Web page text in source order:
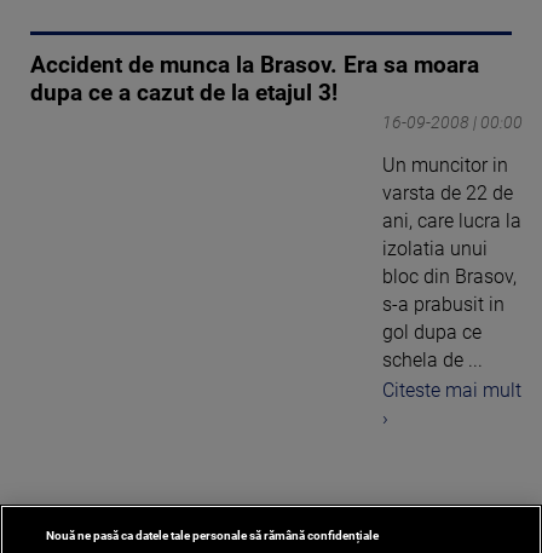
Accident de munca la Brasov. Era sa moara
dupa ce a cazut de la etajul 3!
16-09-2008 | 00:00
Un muncitor in
varsta de 22 de
ani, care lucra la
izolatia unui
bloc din Brasov,
s-a prabusit in
gol dupa ce
schela de ...
Citeste mai mult
›
Nouă ne pasă ca datele tale personale să rămână confidențiale